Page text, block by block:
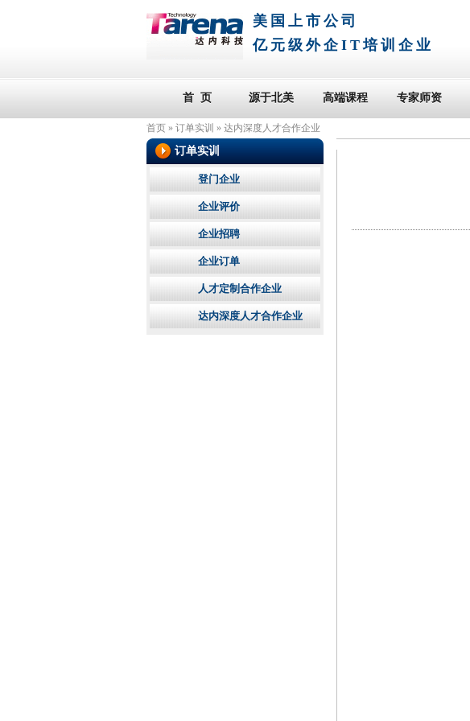
美国上市公司
亿元级外企IT培训企业
首 页 源于北美 高端课程 专家师资
首页 » 订单实训 » 达内深度人才合作企业
订单实训
登门企业
企业评价
企业招聘
企业订单
人才定制合作企业
达内深度人才合作企业